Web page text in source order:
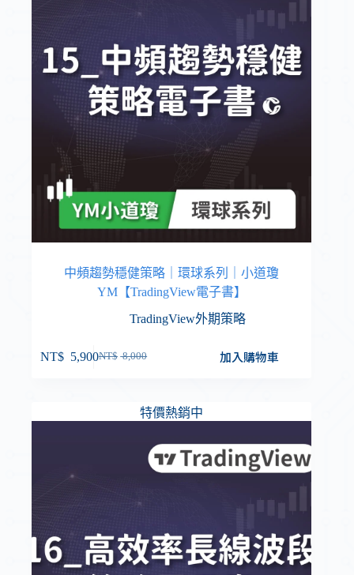
中頻趨勢穩健策略｜環球系列｜小道瓊
YM【TradingView電子書】
TradingView外期策略
NT$ 8,000
NT$ 5,900 加入購物車
特價熱銷中